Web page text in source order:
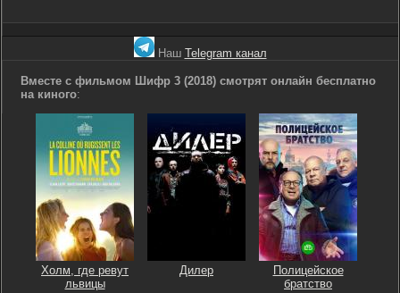
Наш Telegram канал
Вместе с фильмом Шифр 3 (2018) смотрят онлайн бесплатно
на киного:
Холм, где ревут
львицы
Дилер
Полицейское
братство